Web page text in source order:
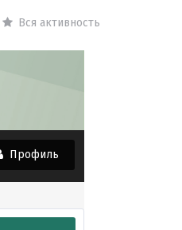
Вся активность
Профиль